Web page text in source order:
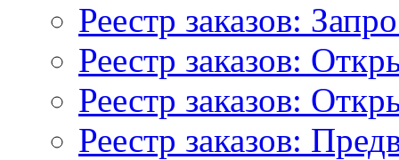
Реестр заказов:
Реестр заказов:
Реестр заказов:
Реестр заказов: